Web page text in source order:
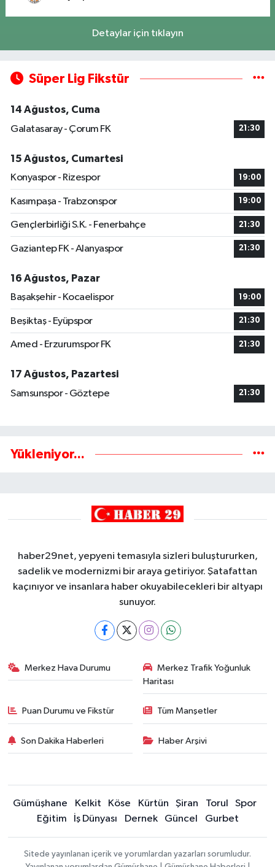
Detaylar için tıklayın
Süper Lig Fikstür
14 Ağustos, Cuma
Galatasaray - Çorum FK
21:30
15 Ağustos, Cumartesi
Konyaspor - Rizespor
19:00
Kasımpaşa - Trabzonspor 19:00
Gençlerbirliği S.K. - Fenerbahçe 21:30
Gaziantep FK - Alanyaspor 21:30
16 Ağustos, Pazar
Başakşehir - Kocaelispor
19:00
Beşiktaş - Eyüpspor 21:30
Amed - Erzurumspor FK 21:30
17 Ağustos, Pazartesi
Samsunspor - Göztepe
21:30
Yükleniyor...
haber29net, yepyeni temasıyla sizleri buluştururken,
sadelik ve modernizmi bir araya getiriyor. Şatafattan
kaçınıyor ve insanlara haber okuyabilecekleri bir altyapı
sunuyor.
Merkez Hava Durumu
Merkez Trafik Yoğunluk
Haritası
Puan Durumu ve Fikstür Tüm Manşetler
Son Dakika Haberleri Haber Arşivi
Gümüşhane Kelkit Köse Kürtün Şiran Torul
Spor
Eğitim
İş Dünyası Dernek Güncel Gurbet
Sitede yayınlanan içerik ve yorumlardan yazarları sorumludur.